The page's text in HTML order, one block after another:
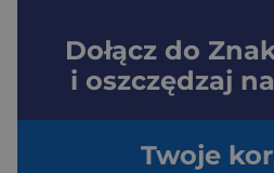
Dołącz do
i oszczędzaj
Twoje